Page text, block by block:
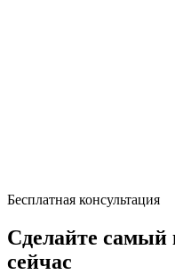
Бесплатная консультация
Сделайте
сейчас